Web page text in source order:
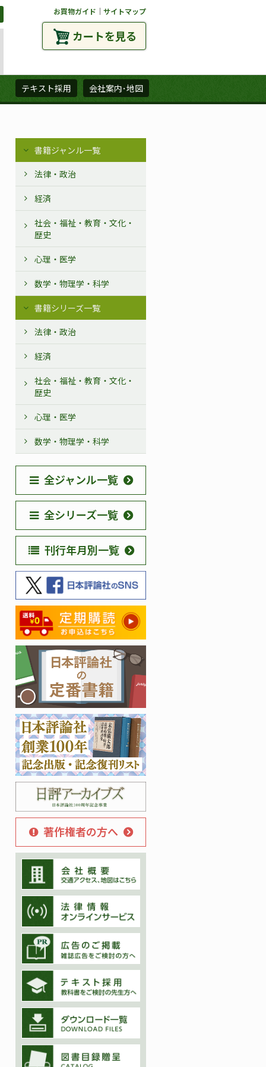
お買物ガイド ｜ サイトマップ
カートを見る
テキスト採用 会社案内･地図
書籍ジャンル一覧
法律・政治
経済
社会・福祉・教育・文化・
歴史
心理・医学
数学・物理学・科学
書籍シリーズ一覧
法律・政治
経済
社会・福祉・教育・文化・
歴史
心理・医学
数学・物理学・科学
全ジャンル一覧
全シリーズ一覧
刊行年月別一覧
著作権者の方へ